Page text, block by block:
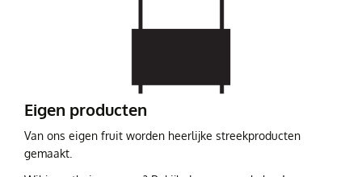
Eigen producten
Van ons eigen fruit worden heerlijke streekproducten
gemaakt.